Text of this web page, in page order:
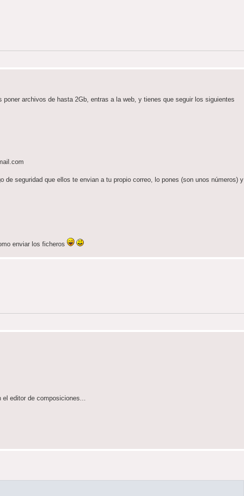
archivos de hasta 2Gb, entras a la web, y tienes que seguir los siguientes
seguridad que ellos te envian a tu propio correo, lo pones (son unos números) y
enviar los ficheros
editor de composiciones...